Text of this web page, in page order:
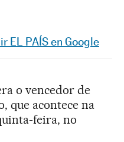
Twitter
Redes Sociales
EL PAÍS en Google
o vencedor de
que acontece na
feira, no